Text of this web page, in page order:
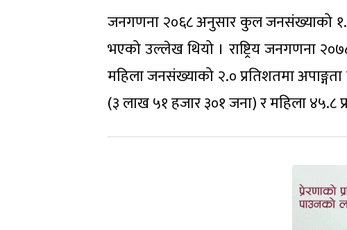
जनगणना २०६८ अनुसार कुल जनसंख्याको
भएको उल्लेख थियो । राष्ट्रिय जनगणना
महिला जनसंख्याको २.० प्रतिशतमा
(३ लाख ५१ हजार ३०१ जना) र महिला ४५.८